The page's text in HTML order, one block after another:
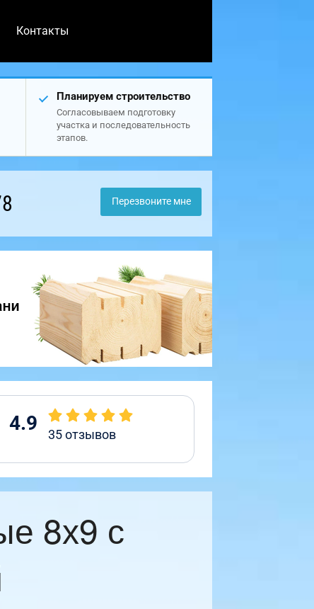
Контакты
Планируем строительство
Согласовываем подготовку
участка и последовательность
этапов.
Перезвоните мне
4.9 35отзывов
8х9 с